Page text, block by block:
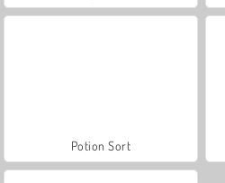
Potion Sort